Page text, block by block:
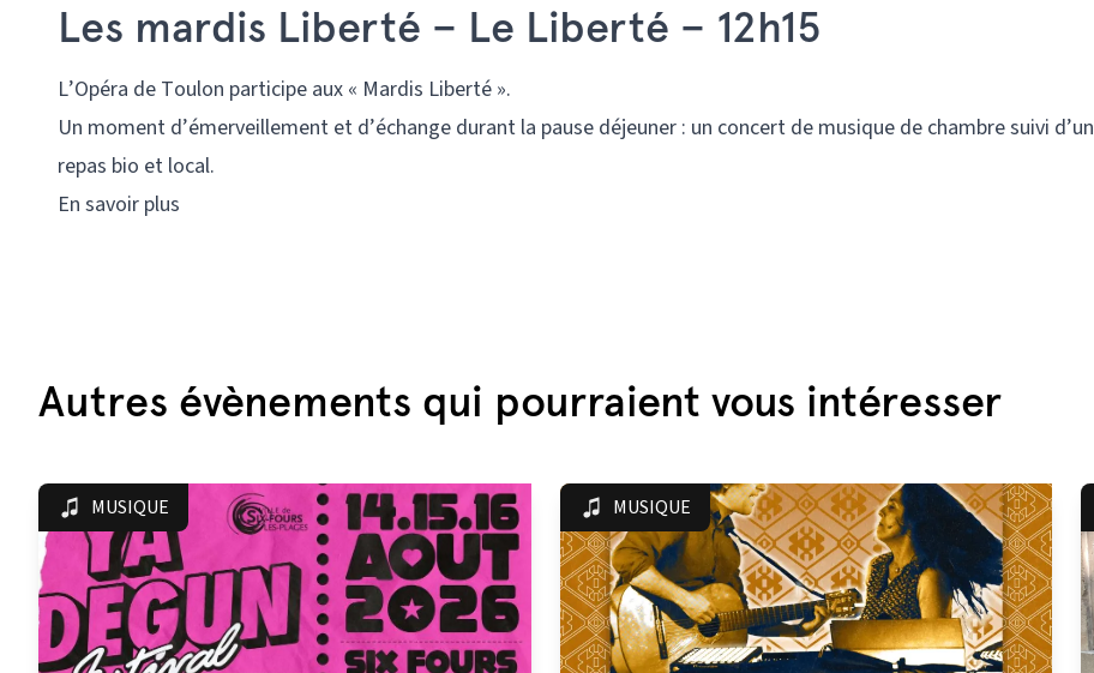
Les mardis Liberté – Le Liberté – 12h15
L’Opéra de Toulon participe aux « Mardis Liberté ».
Un moment d’émerveillement et d’échange durant la pause déjeuner : un concert de musique de chambre suivi d’un
repas bio et local.
En savoir plus
Autres évènements qui pourraient vous intéresser
MUSIQUE MUSIQUE